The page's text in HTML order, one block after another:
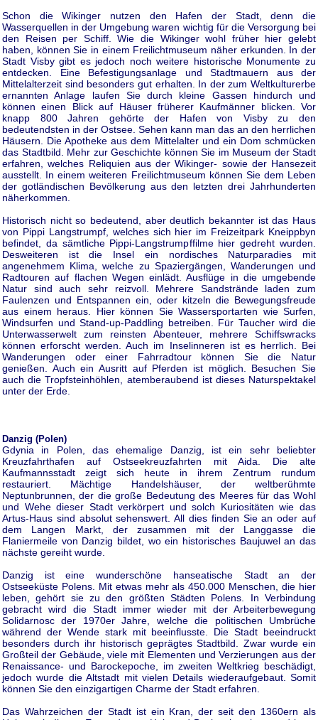
Schon die Wikinger nutzen den Hafen der Stadt, denn die
Wasserquellen in der Umgebung waren wichtig für die Versorgung bei
den Reisen per Schiff. Wie die Wikinger wohl früher hier gelebt
haben, können Sie in einem Freilichtmuseum näher erkunden. In der
Stadt Visby gibt es jedoch noch weitere historische Monumente zu
entdecken. Eine Befestigungsanlage und Stadtmauern aus der
Mittelalterzeit sind besonders gut erhalten. In der zum Weltkulturerbe
ernannten Anlage laufen Sie durch kleine Gassen hindurch und
können einen Blick auf Häuser früherer Kaufmänner blicken. Vor
knapp 800 Jahren gehörte der Hafen von Visby zu den
bedeutendsten in der Ostsee. Sehen kann man das an den herrlichen
Häusern. Die Apotheke aus dem Mittelalter und ein Dom schmücken
das Stadtbild. Mehr zur Geschichte können Sie im Museum der Stadt
erfahren, welches Reliquien aus der Wikinger- sowie der Hansezeit
ausstellt. In einem weiteren Freilichtmuseum können Sie dem Leben
der gotländischen Bevölkerung aus den letzten drei Jahrhunderten
näherkommen.
Historisch nicht so bedeutend, aber deutlich bekannter ist das Haus
von Pippi Langstrumpf, welches sich hier im Freizeitpark Kneippbyn
befindet, da sämtliche Pippi-Langstrumpffilme hier gedreht wurden.
Desweiteren ist die Insel ein nordisches Naturparadies mit
angenehmem Klima, welche zu Spaziergängen, Wanderungen und
Radtouren auf flachen Wegen einlädt. Ausflüge in die umgebende
Natur sind auch sehr reizvoll. Mehrere Sandstrände laden zum
Faulenzen und Entspannen ein, oder kitzeln die Bewegungsfreude
aus einem heraus. Hier können Sie Wassersportarten wie Surfen,
Windsurfen und Stand-up-Paddling betreiben. Für Taucher wird die
Unterwasserwelt zum reinsten Abenteuer, mehrere Schiffswracks
können erforscht werden. Auch im Inselinneren ist es herrlich. Bei
Wanderungen oder einer Fahrradtour können Sie die Natur
genießen. Auch ein Ausritt auf Pferden ist möglich. Besuchen Sie
auch die Tropfsteinhöhlen, atemberaubend ist dieses Naturspektakel
unter der Erde.
Danzig (Polen)
Gdynia in Polen, das ehemalige Danzig, ist ein sehr beliebter
Kreuzfahrthafen auf Ostseekreuzfahrten mit Aida. Die alte
Kaufmannsstadt zeigt sich heute in ihrem Zentrum rundum
restauriert. Mächtige Handelshäuser, der weltberühmte
Neptunbrunnen, der die große Bedeutung des Meeres für das Wohl
und Wehe dieser Stadt verkörpert und solch Kuriositäten wie das
Artus-Haus sind absolut sehenswert. All dies finden Sie an oder auf
dem Langen Markt, der zusammen mit der Langgasse die
Flaniermeile von Danzig bildet, wo ein historisches Baujuwel an das
nächste gereiht wurde.
Danzig ist eine wunderschöne hanseatische Stadt an der
Ostseeküste Polens. Mit etwas mehr als 450.000 Menschen, die hier
leben, gehört sie zu den größten Städten Polens. In Verbindung
gebracht wird die Stadt immer wieder mit der Arbeiterbewegung
Solidarnosc der 1970er Jahre, welche die politischen Umbrüche
während der Wende stark mit beeinflusste. Die Stadt beeindruckt
besonders durch ihr historisch geprägtes Stadtbild. Zwar wurde ein
Großteil der Gebäude, viele mit Elementen und Verzierungen aus der
Renaissance- und Barockepoche, im zweiten Weltkrieg beschädigt,
jedoch wurde die Altstadt mit vielen Details wiederaufgebaut. Somit
können Sie den einzigartigen Charme der Stadt erfahren.
Das Wahrzeichen der Stadt ist ein Kran, der seit den 1360ern als